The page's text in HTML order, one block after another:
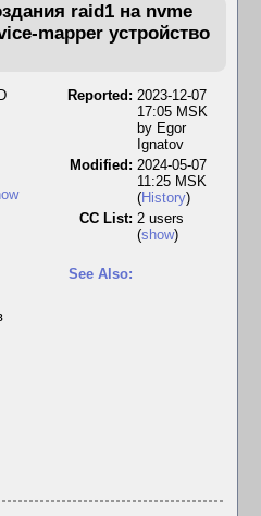
raid1 на nvme
mapper устройство
Reported: 2023-12-07
17:05 MSK
by Egor
Ignatov
Modified: 2024-05-07
11:25 MSK
(History)
CC List: 2 users
(show)
See Also: